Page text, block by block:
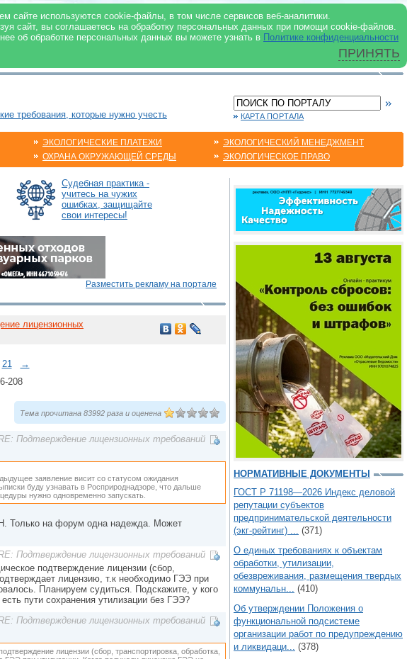
сайте используются cookie-файлы, в том числе сервисов веб-аналитики.
сайт, вы соглашаетесь на обработку персональных данных при помощи cookie-файлов.
об обработке персональных данных вы можете узнать в Политике конфиденциальности
ПРИНЯТЬ
В ЖУРНАЛЕ В ИНТЕРНЕТ
требования, которые нужно учесть КАРТА ПОРТАЛА
ЭКОЛОГИЧЕСКИЕ ПЛАТЕЖИ
ОХРАНА ОКРУЖАЮЩЕЙ СРЕДЫ
ЭКОЛОГИЧЕСКИЙ МЕНЕДЖМЕНТ
ЭКОЛОГИЧЕСКОЕ ПРАВО
Судебная практика -
учитесь на чужих
ошибках, защищайте
свои интересы!
Разместить рекламу на портале
лицензионных
21
→
208
Тема прочитана 83992 раза и оценена
Подтверждение лицензионных требований
заявление висит со статусом ожидания
буду узнавать в Росприроднадзоре, что дальше
нужно одновременно запускать.
Только на форум одна надежда. Может
Подтверждение лицензионных требований
подтверждение лицензии (сбор,
лицензию, т.к необходимо ГЭЭ при
Планируем судиться. Подскажите, у кого
пути сохранения утилизации без ГЭЭ?
Подтверждение лицензионных требований
лицензии (сбор, транспортировка, обработка,
НОРМАТИВНЫЕ ДОКУМЕНТЫ
ГОСТ Р 71198—2026 Индекс деловой
репутации субъектов
предпринимательской деятельности
(экг-рейтинг) ... (371)
О единых требованиях к объектам
обработки, утилизации,
обезвреживания, размещения твердых
коммунальн... (410)
Об утверждении Положения о
функциональной подсистеме
организации работ по предупреждению
и ликвидаци... (378)